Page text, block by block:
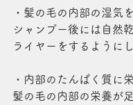
・髪の毛の内部の湿気
シャンプー後には自然
ライヤーをするように
・内部のたんぱく質に
髪の毛の内部の栄養が